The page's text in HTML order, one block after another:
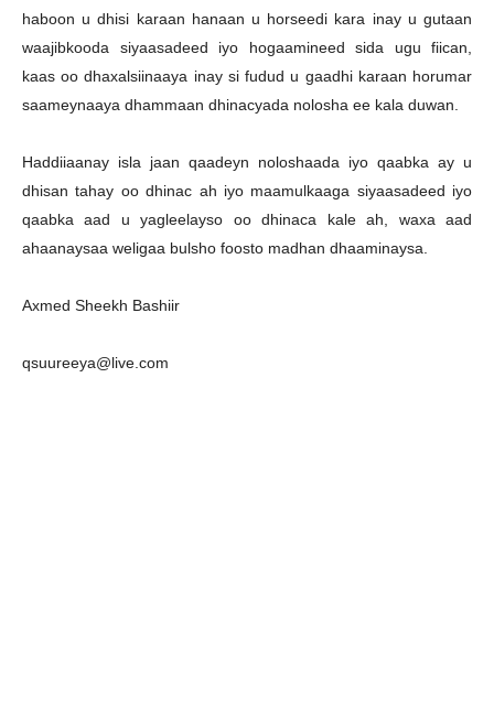
haboon u dhisi karaan hanaan u horseedi kara inay u gutaan
waajibkooda siyaasadeed iyo hogaamineed sida ugu fiican,
kaas oo dhaxalsiinaaya inay si fudud u gaadhi karaan horumar
saameynaaya dhammaan dhinacyada nolosha ee kala duwan.
Haddiiaanay isla jaan qaadeyn noloshaada iyo qaabka ay u
dhisan tahay oo dhinac ah iyo maamulkaaga siyaasadeed iyo
qaabka aad u yagleelayso oo dhinaca kale ah, waxa aad
ahaanaysaa weligaa bulsho foosto madhan dhaaminaysa.
Axmed Sheekh Bashiir
qsuureeya@live.com